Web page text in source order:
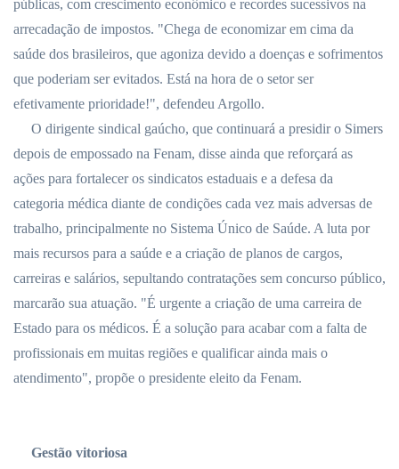
públicas, com crescimento econômico e recordes sucessivos na
arrecadação de impostos. "Chega de economizar em cima da
saúde dos brasileiros, que agoniza devido a doenças e sofrimentos
que poderiam ser evitados. Está na hora de o setor ser
efetivamente prioridade!", defendeu Argollo.
O dirigente sindical gaúcho, que continuará a presidir o Simers
depois de empossado na Fenam, disse ainda que reforçará as
ações para fortalecer os sindicatos estaduais e a defesa da
categoria médica diante de condições cada vez mais adversas de
trabalho, principalmente no Sistema Único de Saúde. A luta por
mais recursos para a saúde e a criação de planos de cargos,
carreiras e salários, sepultando contratações sem concurso público,
marcarão sua atuação. "É urgente a criação de uma carreira de
Estado para os médicos. É a solução para acabar com a falta de
profissionais em muitas regiões e qualificar ainda mais o
atendimento", propõe o presidente eleito da Fenam.
Gestão vitoriosa